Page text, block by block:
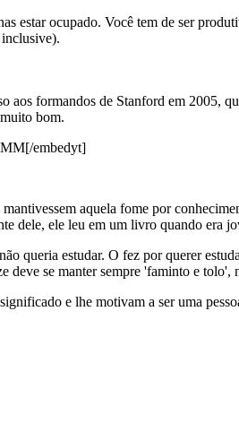
estar ocupado. Você tem de ser
inclusive).
aos formandos de Stanford em
bom.
embedyt]
aquela fome por
dele, ele leu em um livro quando era
queria estudar. O fez por querer
deve se manter sempre 'faminto e
e lhe motivam a ser uma